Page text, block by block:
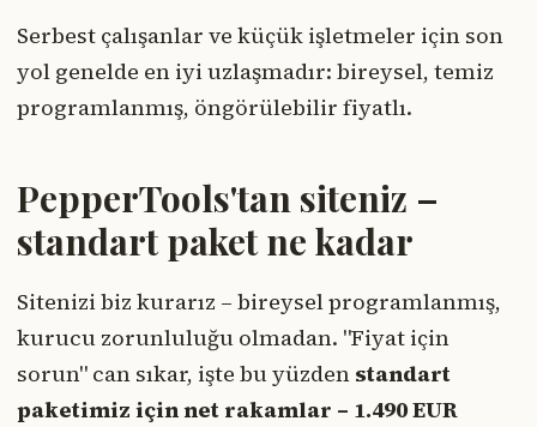
Serbest çalışanlar ve küçük işletmeler için son
yol genelde en iyi uzlaşmadır: bireysel, temiz
programlanmış, öngörülebilir fiyatlı.
PepperTools'tan siteniz –
standart paket ne kadar
Sitenizi biz kurarız – bireysel programlanmış,
kurucu zorunluluğu olmadan. "Fiyat için
sorun" can sıkar, işte bu yüzden standart
paketimiz için net rakamlar – 1.490 EUR